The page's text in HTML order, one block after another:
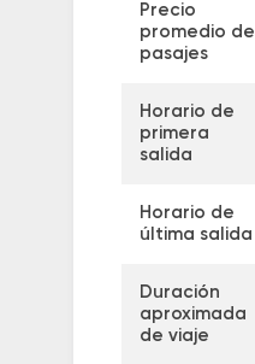
Precio
promedio de
pasajes
Horario de
primera
salida
Horario de
última salida
Duración
aproximada
de viaje